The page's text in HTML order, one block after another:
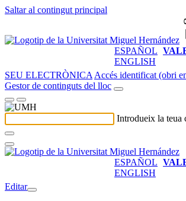
Saltar al contingut principal
ESPAÑOL
ENGLISH
SEU ELECTRÒNICA Accés identificat (obri
Gestor de continguts del lloc
Introdueix la teua
ESPAÑOL
ENGLISH
Editar